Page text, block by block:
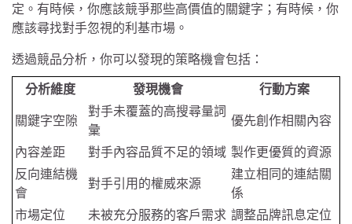
定。有時候，你應該競爭那些高價值的關鍵字；有時候，你
應該尋找對手忽視的利基市場。
透過競品分析，你可以發現的策略機會包括：
分析維度
發現機會
行動方案
關鍵字空隙
對手未覆蓋的高搜尋量詞
彙
優先創作相關內容
內容差距
對手內容品質不足的領域 製作更優質的資源
反向連結機
會
對手引用的權威來源
建立相同的連結關
係
市場定位
未被充分服務的客戶需求 調整品牌訊息定位